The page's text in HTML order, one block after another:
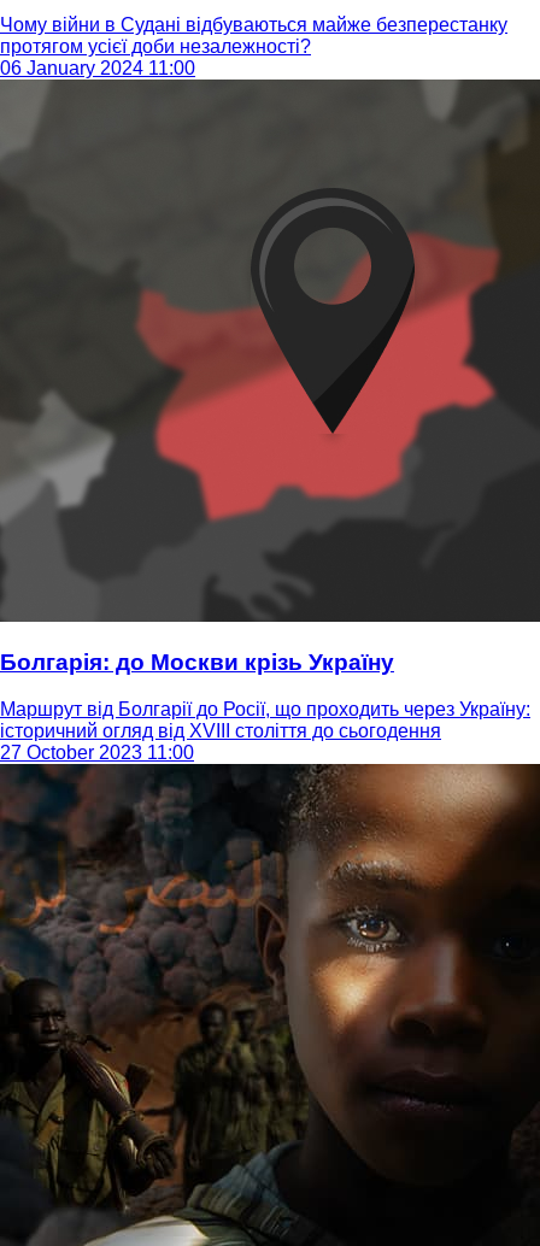
Чому війни в Судані відбуваються майже безперестанку
протягом усієї доби незалежності?
06 January 2024 11:00
Болгарія: до Москви крізь Україну
Маршрут від Болгарії до Росії, що проходить через Україну:
історичний огляд від XVIII століття до сьогодення
27 October 2023 11:00